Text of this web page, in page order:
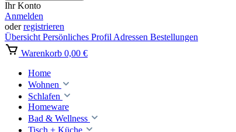
Ihr Konto
Anmelden
oderregistrieren
Übersicht Persönliches Profil Adressen Bestellungen
Warenkorb 0,00 €
Home
Wohnen
Schlafen
Homeware
Bad & Wellness
Tisch + Küche